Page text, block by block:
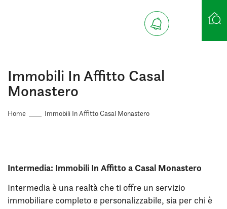
Immobili In Affitto Casal
Monastero
Home Immobili In Affitto Casal Monastero
Intermedia: Immobili In Affitto a Casal Monastero
Intermedia è una realtà che ti offre un servizio
immobiliare completo e personalizzabile, sia per chi è